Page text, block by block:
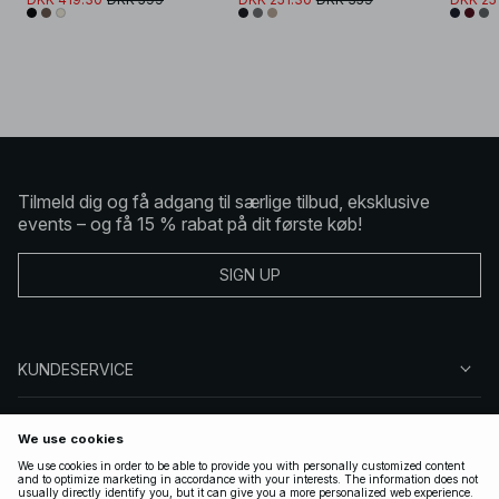
Tilmeld dig og få adgang til særlige tilbud, eksklusive
events – og få 15 % rabat på dit første køb!
SIGN UP
KUNDESERVICE
FØLG OS